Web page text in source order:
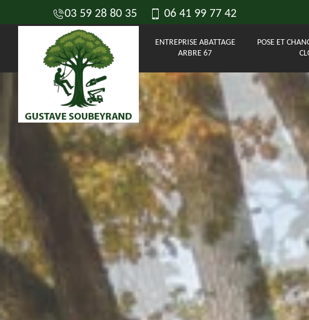
03 59 28 80 35 06 41 99 77 42
ENTREPRISE ABATTAGE
ARBRE 67
POSE ET